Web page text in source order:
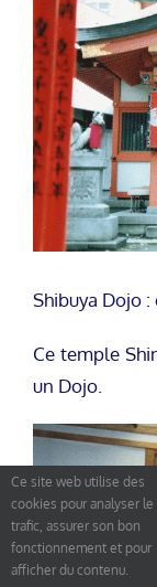
Shibuya Dojo :
Ce temple
un Dojo.
Ce site web utilise des
cookies pour analyser le
trafic, assurer son bon
fonctionnement et pour
afficher du contenu.